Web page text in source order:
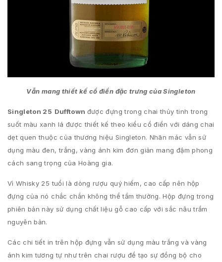
Vẫn mang thiết kế cổ điển đặc trưng của Singleton
Singleton 25 Dufftown được đựng trong chai thủy tinh trong
suốt màu xanh lá được thiết kế theo kiểu cổ điển với dáng chai
dẹt quen thuộc của thương hiệu Singleton. Nhãn mác vẫn sử
dụng màu đen, trắng, vàng ánh kim đơn giản mang đậm phong
cách sang trọng của Hoàng gia.
Vì Whisky 25 tuổi là dòng rượu quý hiếm, cao cấp nên hộp
đựng của nó chắc chắn không thể tầm thường. Hộp đựng trong
phiên bản này sử dụng chất liệu gỗ cao cấp với sắc nâu trầm
nguyên bản.
Các chi tiết in trên hộp đựng vẫn sử dụng màu trắng và vàng
ánh kim tương tự như trên chai rượu để tạo sự đồng bộ cho